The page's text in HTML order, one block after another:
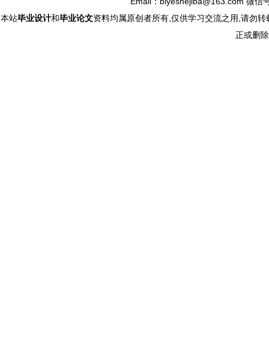
本站毕业设计和毕业论文资料均属原创者所有,仅供学习交流之用,请勿
正或删